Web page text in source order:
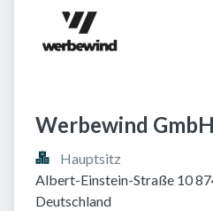
Werbewind GmbH
Hauptsitz
Albert-Einstein-Straße 10
Deutschland